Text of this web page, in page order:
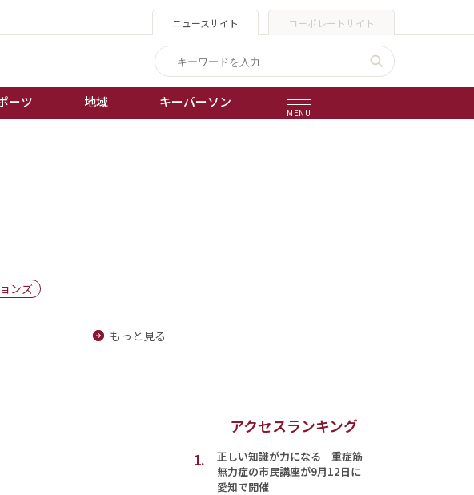
ニュースサイト コーポレートサイト
ーツ 地域 キーパーソン
MENU
戦
ンズ
もっと見る
アクセスランキング
1.
正しい知識が力になる 重症筋
無力症の市民講座が9月12日に
愛知で開催